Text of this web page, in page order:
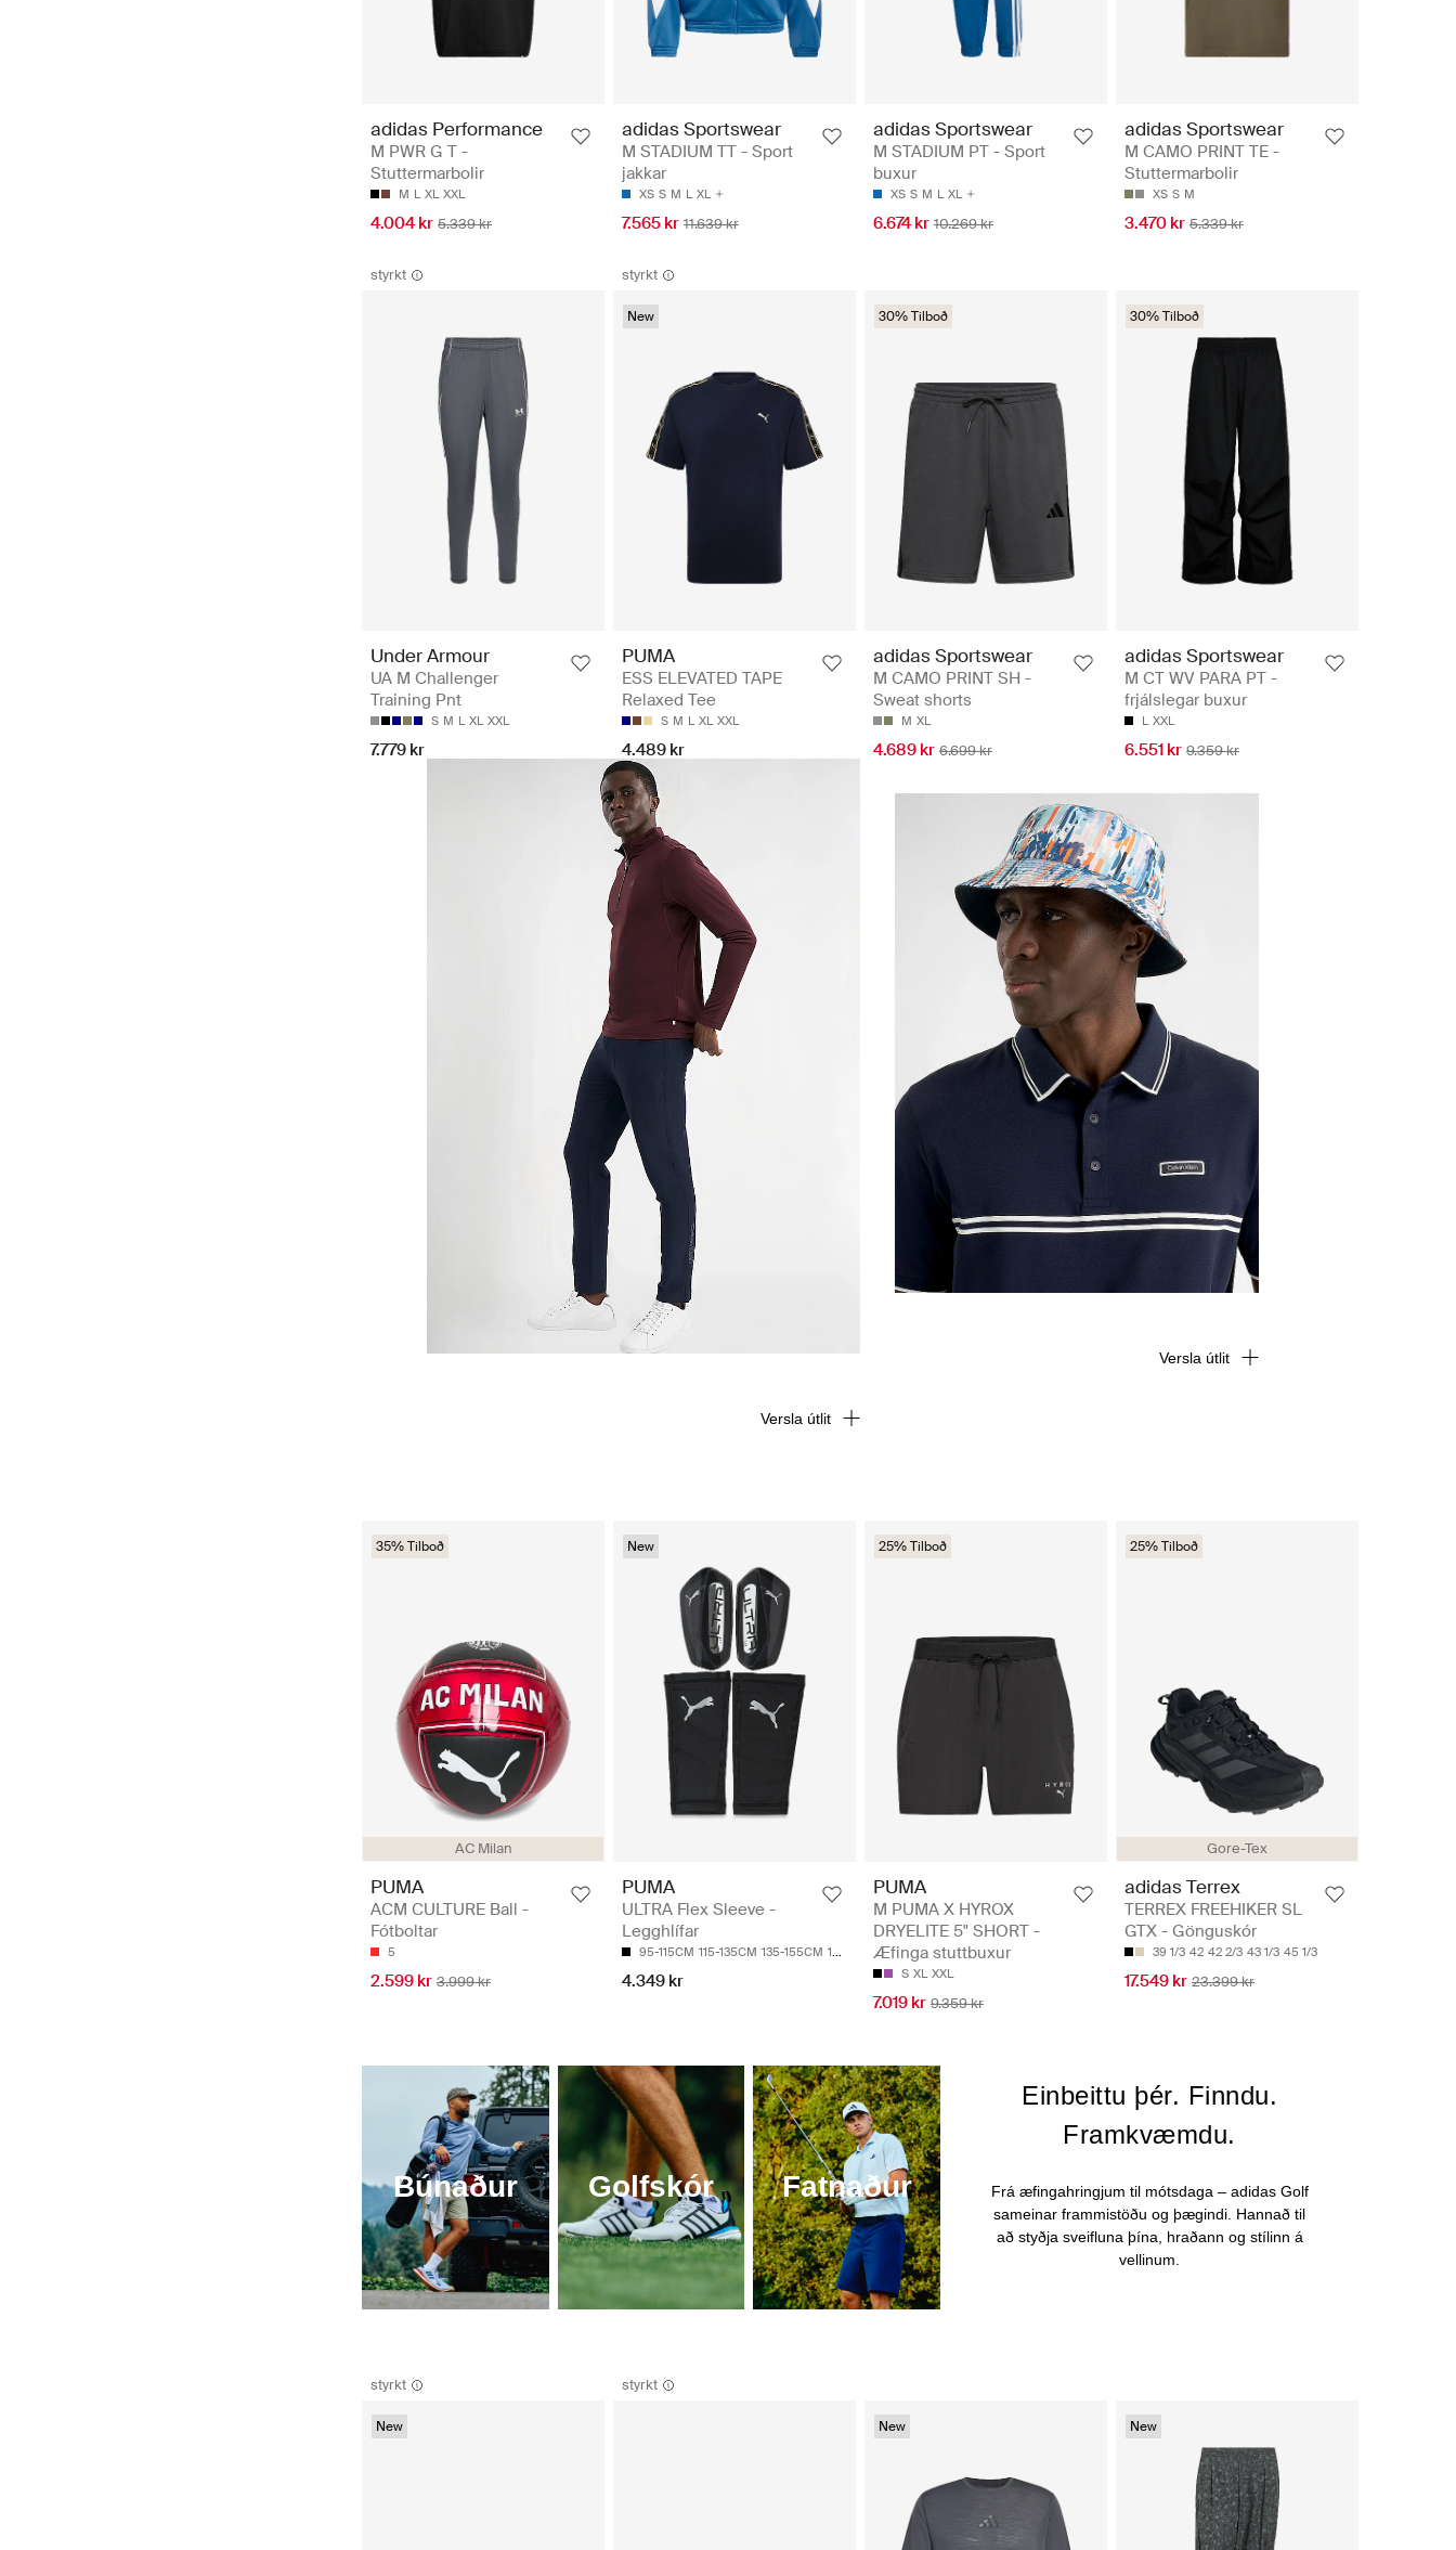
adidas Performance
M PWR G T -
Stuttermarbolir
M L XL XXL
4.004 kr 5.339 kr
adidas Sportswear
M STADIUM TT - Sport
jakkar
XS S M L XL
7.565 kr 11.639 kr
adidas Sportswear
M STADIUM PT - Sport
buxur
XS S M L XL
6.674 kr 10.269 kr
adidas Sportswear
M CAMO PRINT TE -
Stuttermarbolir
XS S M
3.470 kr 5.339 kr
styrkt
Under Armour
UA M Challenger
Training Pnt
S M L XL XXL
7.779 kr
styrkt
New
PUMA
ESS ELEVATED TAPE
Relaxed Tee
S M L XL XXL
4.489 kr
30% Tilboð
adidas Sportswear
M CAMO PRINT SH -
Sweat shorts
M XL
4.689 kr 6.699 kr
30% Tilboð
adidas Sportswear
M CT WV PARA PT -
frjálslegar buxur
L XXL
6.551 kr 9.359 kr
AC Milan
35% Tilboð
PUMA
ACM CULTURE Ball -
Fótboltar
5
2.599 kr 3.999 kr
New
PUMA
ULTRA Flex Sleeve -
Legghlífar
95-115CM 115-135CM 135-155CM 155-175CM
4.349 kr
25% Tilboð
PUMA
M PUMA X HYROX
DRYELITE 5" SHORT -
Æfinga stuttbuxur
S XL XXL
7.019 kr 9.359 kr
Gore-Tex
25% Tilboð
adidas Terrex
TERREX FREEHIKER SL
GTX - Gönguskór
39 1/3 42 42 2/3 43 1/3 45 1/3
17.549 kr 23.399 kr
styrkt
New
styrkt
New New
Búnaður Golfskór Fatnaður
Einbeittu þér. Finndu.
Framkvæmdu.
Frá æfingahringjum til mótsdaga – adidas Golf
sameinar frammistöðu og þægindi. Hannað til
að styðja sveifluna þína, hraðann og stílinn á
vellinum.
Versla útlit
Versla útlit